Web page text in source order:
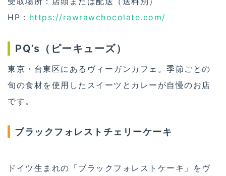
HP： https://rawrawchocolate.com/
PQ’s（ピーキューズ）
東京・台東区にあるヴィーガンカフェ。季節ごとの
旬の食材を使用したスイーツとカレーが自慢のお店
です。
ブラックフォレストチェリーケーキ
ドイツ生まれの「ブラックフォレストケーキ」をヴ